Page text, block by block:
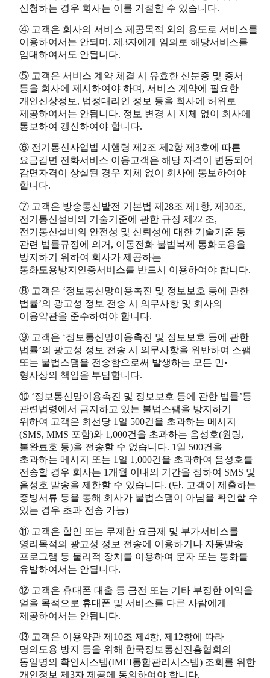
신청하는 경우 회사는 이를 거절할 수 있습니다.
④ 고객은 회사의 서비스 제공목적 외의 용도로 서비스를
이용하여서는 안되며, 제3자에게 임의로 해당서비스를
임대하여서도 안됩니다.
⑤ 고객은 서비스 계약 체결 시 유효한 신분증 및 증서
등을 회사에 제시하여야 하며, 서비스 계약에 필요한
개인신상정보, 법정대리인 정보 등을 회사에 허위로
제공하여서는 안됩니다. 정보 변경 시 지체 없이 회사에
통보하여 갱신하여야 합니다.
⑥ 전기통신사업법 시행령 제2조 제2항 제3호에 따른
요금감면 전화서비스 이용고객은 해당 자격이 변동되어
감면자격이 상실된 경우 지체 없이 회사에 통보하여야
합니다.
⑦ 고객은 방송통신발전 기본법 제28조 제1항, 제30조,
전기통신설비의 기술기준에 관한 규정 제22 조,
전기통신설비의 안전성 및 신뢰성에 대한 기술기준 등
관련 법률규정에 의거, 이동전화 불법복제 통화도용을
방지하기 위하여 회사가 제공하는
통화도용방지인증서비스를 반드시 이용하여야 합니다.
⑧ 고객은 ‘정보통신망이용촉진 및 정보보호 등에 관한
법률’의 광고성 정보 전송 시 의무사항 및 회사의
이용약관을 준수하여야 합니다.
⑨ 고객은 ‘정보통신망이용촉진 및 정보보호 등에 관한
법률’의 광고성 정보 전송 시 의무사항을 위반하여 스팸
또는 불법스팸을 전송함으로써 발생하는 모든 민•
형사상의 책임을 부담합니다.
⑩ ‘정보통신망이용촉진 및 정보보호 등에 관한 법률’등
관련법령에서 금지하고 있는 불법스팸을 방지하기
위하여 고객은 회선당 1일 500건을 초과하는 메시지
(SMS, MMS 포함)와 1,000건을 초과하는 음성호(원링,
불완료호 등)을 전송할 수 없습니다. 1일 500건을
초과하는 메시지 또는 1일 1,000건을 초과하여 음성호를
전송할 경우 회사는 1개월 이내의 기간을 정하여 SMS 및
음성호 발송을 제한할 수 있습니다. (단, 고객이 제출하는
증빙서류 등을 통해 회사가 불법스팸이 아님을 확인할 수
있는 경우 초과 전송 가능)
⑪ 고객은 할인 또는 무제한 요금제 및 부가서비스를
영리목적의 광고성 정보 전송에 이용하거나 자동발송
프로그램 등 물리적 장치를 이용하여 문자 또는 통화를
유발하여서는 안됩니다.
⑫ 고객은 휴대폰 대출 등 금전 또는 기타 부정한 이익을
얻을 목적으로 휴대폰 및 서비스를 다른 사람에게
제공하여서는 안됩니다.
⑬ 고객은 이용약관 제10조 제4항, 제12항에 따라
명의도용 방지 등을 위해 한국정보통신진흥협회의
동일명의 확인시스템(IMEI통합관리시스템) 조회를 위한
개인정보 제3자 제공에 동의하여야 합니다.